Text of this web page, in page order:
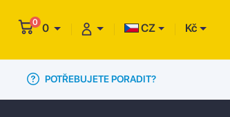
0 0 CZ Kč
POTŘEBUJETE PORADIT?